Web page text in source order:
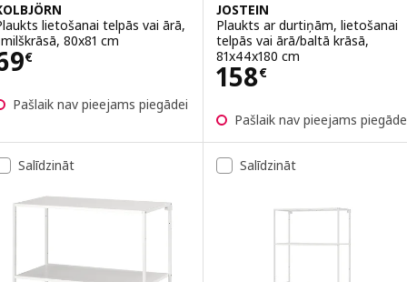
lietošanai telpās vai ārā,
80x81 cm
€ 69€
Pašlaik nav pieejams piegādei
JOSTEIN
Plaukts ar durtiņām, lietošanai
telpās vai ārā/baltā krāsā,
81x44x180 cm
158€
Cena 158€
Pašlaik nav pieejams
Salīdzināt Salīdzināt